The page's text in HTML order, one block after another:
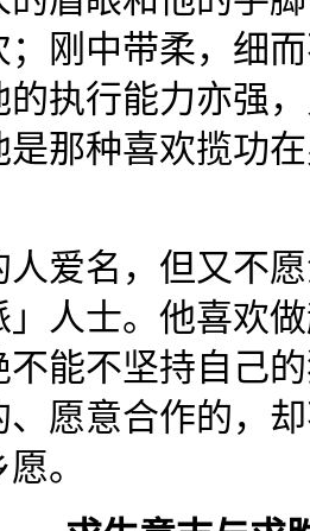
；刚中带柔，细
的执行能力亦强
是那种喜欢揽功
名，但又不愿
」人士。他喜欢
不能不坚持自己
、愿意合作的，
。